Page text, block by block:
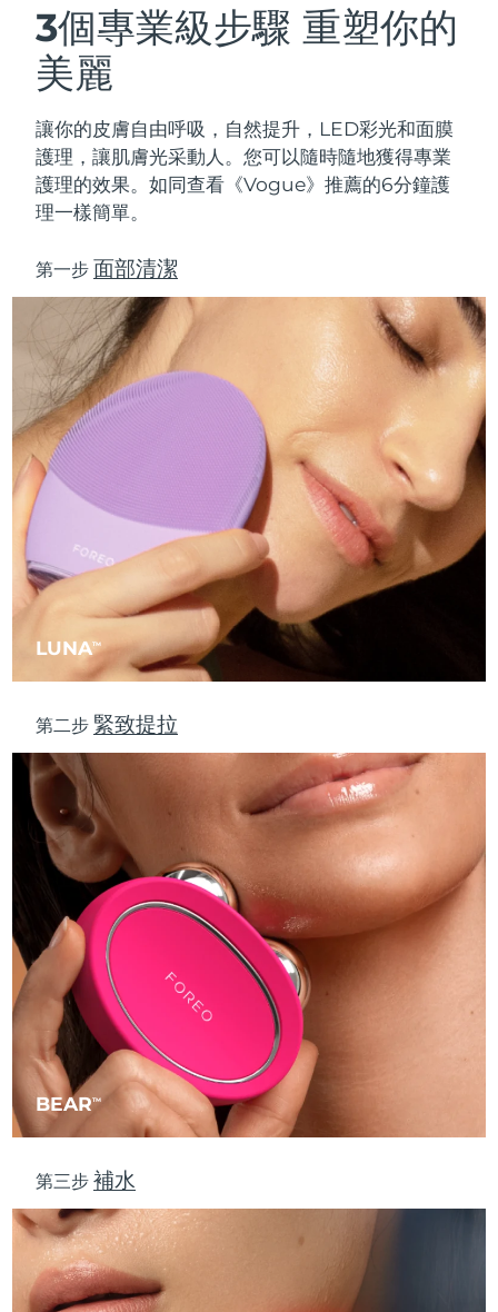
3個專業級步驟 重塑你的
美麗
讓你的皮膚自由呼吸，自然提升，LED彩光和面膜
護理，讓肌膚光采動人。您可以隨時隨地獲得專業
護理的效果。如同查看《Vogue》推薦的6分鐘護
理一樣簡單。
LUNATM
第一步 面部清潔
BEARTM
第二步 緊致提拉
第三步補水
FOREO APP
關於我們
哈薩克 預計送達日期10/08/2026
科威特
拉脫維亞 預計送達日期08/08/2026
黎巴嫩 預計送達日期09/08/2026
盧森堡
中國澳門特別行政區 預計送達日期 10/08/2026
馬來西亞 預計送達日期
馬爾他 預計送達日期 08/08/2026
墨西哥 預計送達日期12/08/2026
摩納哥 預計送達日期09/08/2026
荷蘭 預計送達日期
紐西蘭
阿曼 預計送達日期11/08/2026
菲律賓 預計送達日期11/08/2026
波蘭 預計送達日期 09/08/2026
葡萄牙 預計送達日期 08/08/2026
波多黎各 預計送達日期
卡達 預計送達日期
留尼旺 預計送達日期
羅馬尼亞 預計送達日期
俄羅斯
沙烏地阿拉伯 預計送達日期
新加坡 預計送達日期